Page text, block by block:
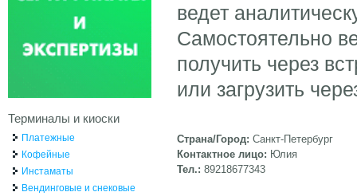
ведет
Самостоятельно
получить через
или загрузить
Страна/Город: Санкт-Петербург
Контактное лицо: Юлия
Тел.: 89218677343
Терминалы и киоски
Платежные
Кофейные
Инстаматы
Вендинговые и снековые